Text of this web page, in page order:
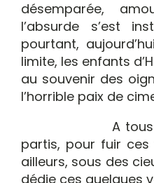
désemparée,
l’absurde s’est
pourtant,
limite, les enfants
au souvenir des
l’horrible paix de
A tous celles
partis, pour fuir
ailleurs, sous des
dédie ces quelques